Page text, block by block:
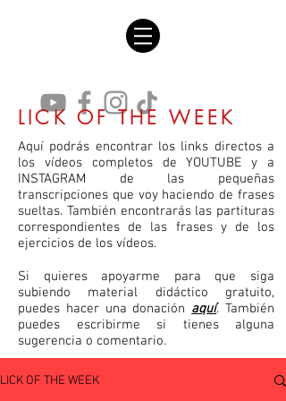
LICK OF THE WEEK
Aquí podrás encontrar los links directos a
los vídeos completos de YOUTUBE y a
INSTAGRAM de las pequeñas
transcripciones que voy haciendo de frases
sueltas. También encontrarás las partituras
correspondientes de las frases y de los
ejercicios de los vídeos.
Si quieres apoyarme para que siga
subiendo material didáctico gratuito,
puedes hacer una donación aquí. También
puedes escribirme si tienes alguna
sugerencia o comentario.
LICK OF THE WEEK